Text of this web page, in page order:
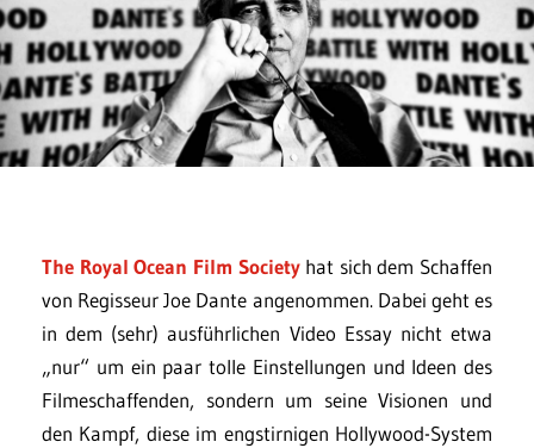
The Royal Ocean Film Societyhat sich dem Schaffen
von Regisseur Joe Dante angenommen. Dabei geht es
in dem (sehr) ausführlichen Video Essay nicht etwa
„nur“ um ein paar tolle Einstellungen und Ideen des
Filmeschaffenden, sondern um seine Visionen und
den Kampf, diese im engstirnigen Hollywood-System